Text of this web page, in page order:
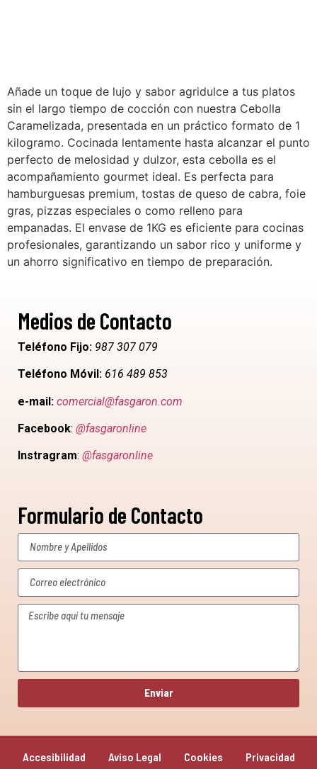
Añade un toque de lujo y sabor agridulce a tus platos
sin el largo tiempo de cocción con nuestra Cebolla
Caramelizada, presentada en un práctico formato de 1
kilogramo. Cocinada lentamente hasta alcanzar el punto
perfecto de melosidad y dulzor, esta cebolla es el
acompañamiento gourmet ideal. Es perfecta para
hamburguesas premium, tostas de queso de cabra, foie
gras, pizzas especiales o como relleno para
empanadas. El envase de 1KG es eficiente para cocinas
profesionales, garantizando un sabor rico y uniforme y
un ahorro significativo en tiempo de preparación.
Medios de Contacto
Teléfono Fijo: 987 307 079
Teléfono Móvil: 616 489 853
e-mail: comercial@fasgaron.com
Facebook: @fasgaronline
Instragram: @fasgaronline
Enviar
Formulario de Contacto
Accesibilidad Aviso Legal Cookies Privacidad